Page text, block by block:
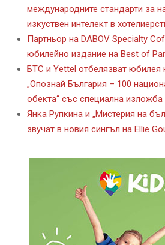
международните стандарти за
изкуствен интелект в
Партньор на DABOV Specialty
юбилейно издание на Best of
БТС и Yettel отбелязват юбилея
„Опознай България – 100
обекта“ със специална
Янка Рупкина и „Мистерия на
звучат в новия сингъл на Ellie